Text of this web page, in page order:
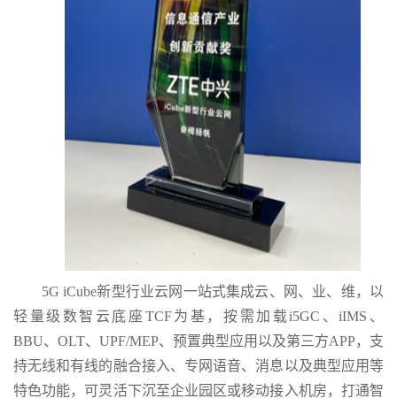
5G iCube新型行业云网一站式集成云、网、业、维，以
轻量级数智云底座TCF为基，按需加载i5GC、iIMS、
BBU、OLT、UPF/MEP、预置典型应用以及第三方APP，支
持无线和有线的融合接入、专网语音、消息以及典型应用等
特色功能，可灵活下沉至企业园区或移动接入机房，打通智